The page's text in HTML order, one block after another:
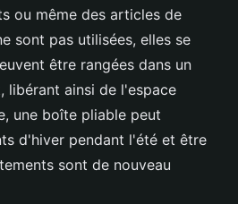
ou même des articles de
sont pas utilisées, elles se
être rangées dans un
libérant ainsi de l'espace
une boîte pliable peut
d'hiver pendant l'été et être
sont de nouveau